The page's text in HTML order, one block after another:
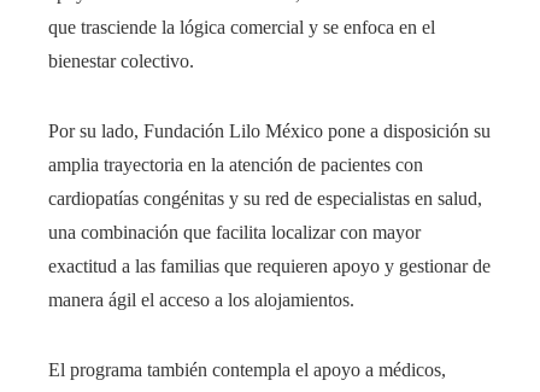
que trasciende la lógica comercial y se enfoca en el
bienestar colectivo.
Por su lado, Fundación Lilo México pone a disposición su
amplia trayectoria en la atención de pacientes con
cardiopatías congénitas y su red de especialistas en salud,
una combinación que facilita localizar con mayor
exactitud a las familias que requieren apoyo y gestionar de
manera ágil el acceso a los alojamientos.
El programa también contempla el apoyo a médicos,